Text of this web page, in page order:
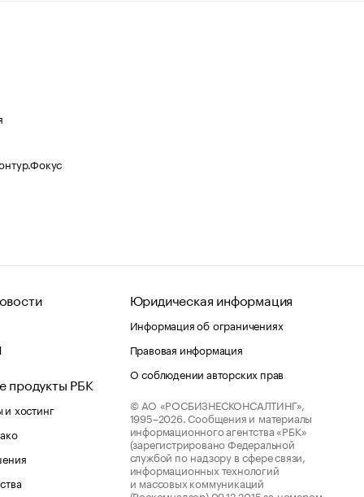
продукты РБК
хостинг
Юридическая информация
Информация об ограничениях
Правовая информация
О соблюдении авторских прав
© АО «РОСБИЗНЕСКОНСАЛТИНГ»,
1995–2026. Сообщения и материалы
информационного агентства «РБК»
(зарегистрировано Федеральной
службой по надзору в сфере связи,
информационных технологий
и массовых коммуникаций